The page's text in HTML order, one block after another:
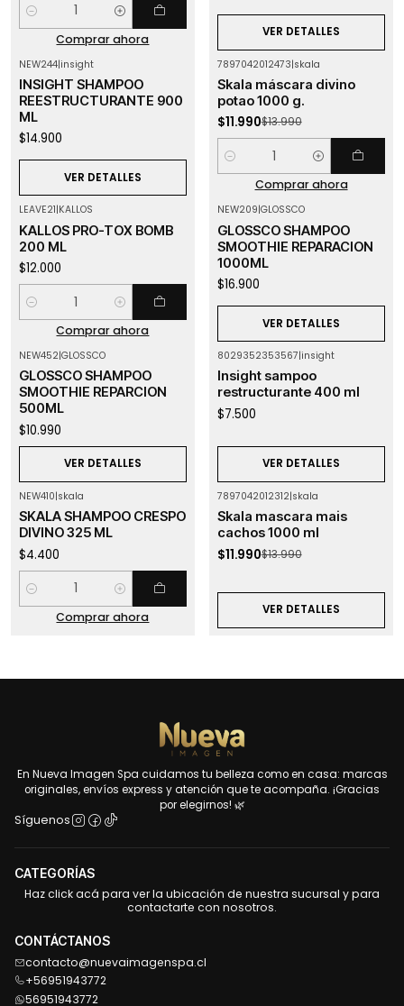
Cantidad
Comprar ahora
VER DETALLES
NEW244|insight
INSIGHT SHAMPOO
REESTRUCTURANTE 900
ML
$14.900
VER DETALLES
7897042012473|skala
Skala máscara divino
potao 1000 g.
$11.990$13.990
Cantidad
Comprar ahora
LEAVE21|KALLOS
KALLOS PRO-TOX BOMB
200 ML
$12.000
Cantidad
Comprar ahora
NEW209|GLOSSCO
GLOSSCO SHAMPOO
SMOOTHIE REPARACION
1000ML
$16.900
VER DETALLES
NEW452|GLOSSCO
GLOSSCO SHAMPOO
SMOOTHIE REPARCION
500ML
$10.990
VER DETALLES
8029352353567|insight
Insight sampoo
restructurante 400 ml
$7.500
VER DETALLES
NEW410|skala
SKALA SHAMPOO CRESPO
DIVINO 325 ML
$4.400
Cantidad
Comprar ahora
Agotado
7897042012312|skala
Skala mascara mais
cachos 1000 ml
$11.990$13.990
VER DETALLES
En Nueva Imagen Spa cuidamos tu belleza como en casa: marcas
originales, envíos express y atención que te acompaña. ¡Gracias
por elegirnos! 🌿
Síguenos
CATEGORÍAS
Haz click acá para ver la ubicación de nuestra sucursal y para
contactarte con nosotros.
CONTÁCTANOS
contacto@nuevaimagenspa.cl
+56951943772
56951943772